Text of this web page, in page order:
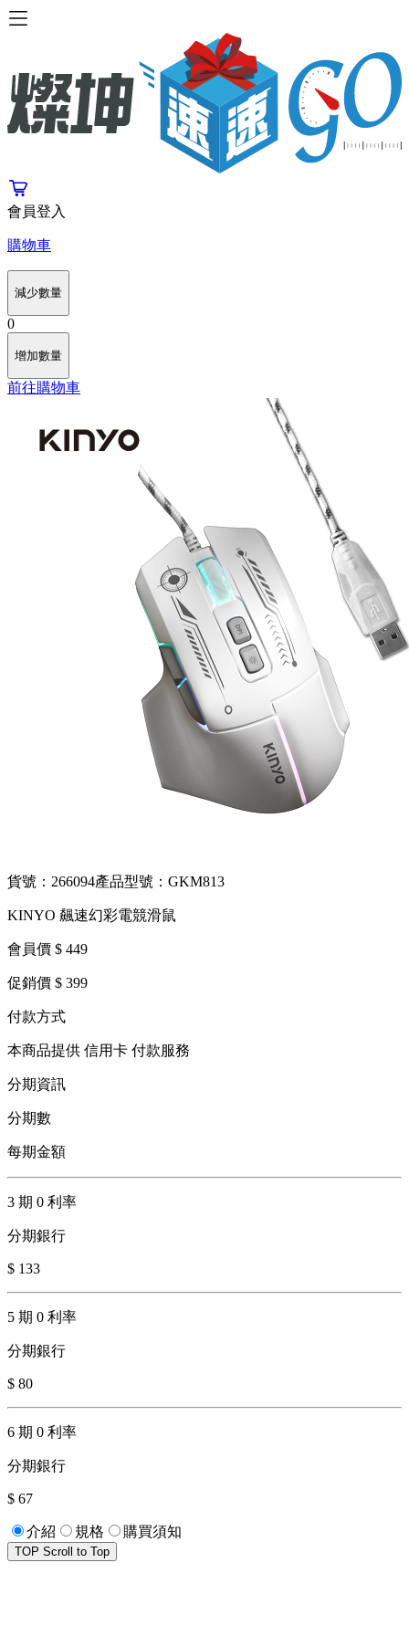
會員登入
購物車
減少數量
0
增加數量
前往購物車
貨號：266094產品型號：GKM813
KINYO 飆速幻彩電競滑鼠
會員價 $ 449
促銷價 $ 399
付款方式
本商品提供 信用卡 付款服務
分期資訊
分期數
每期金額
3 期 0 利率
分期銀行
$ 133
5 期 0 利率
分期銀行
$ 80
6 期 0 利率
分期銀行
$ 67
介紹 規格 購買須知
TOP Scroll to Top